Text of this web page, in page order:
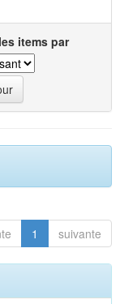
items par
1 suivante